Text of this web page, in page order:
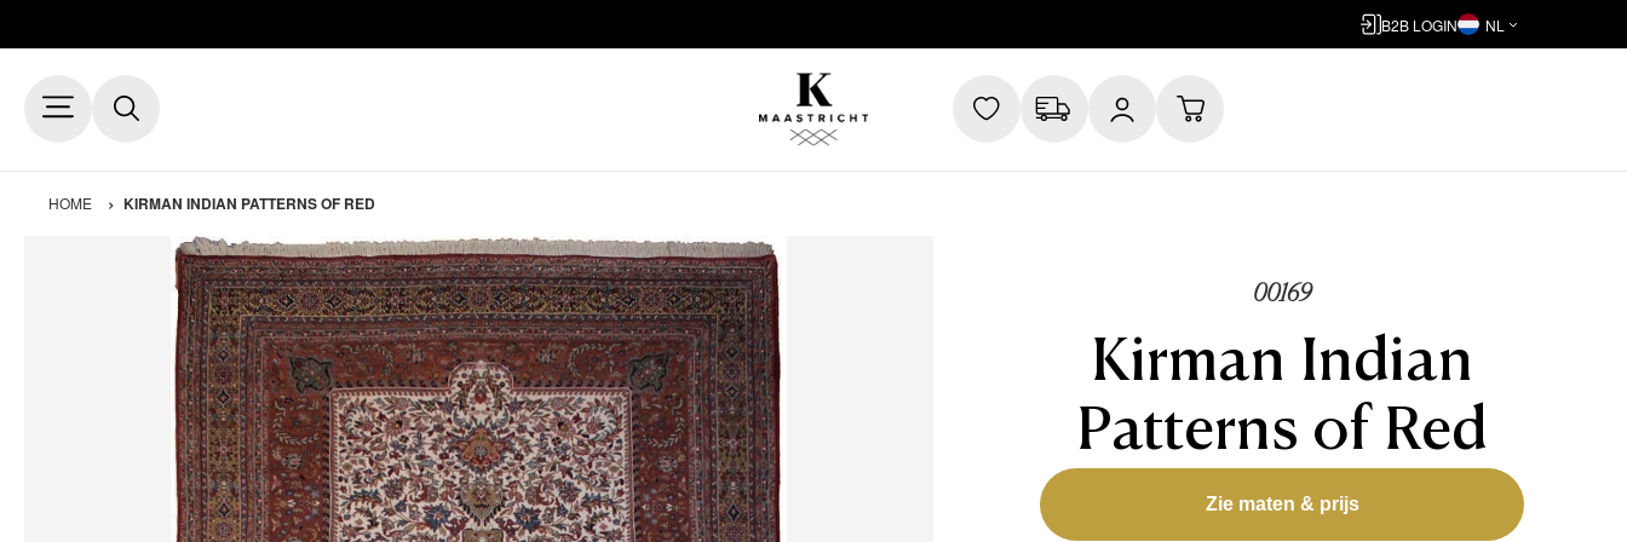
B2B LOGIN NL
HOME KIRMAN INDIAN PATTERNS OF RED
00169
Kirman Indian
Patterns of Red
Zie maten & prijs